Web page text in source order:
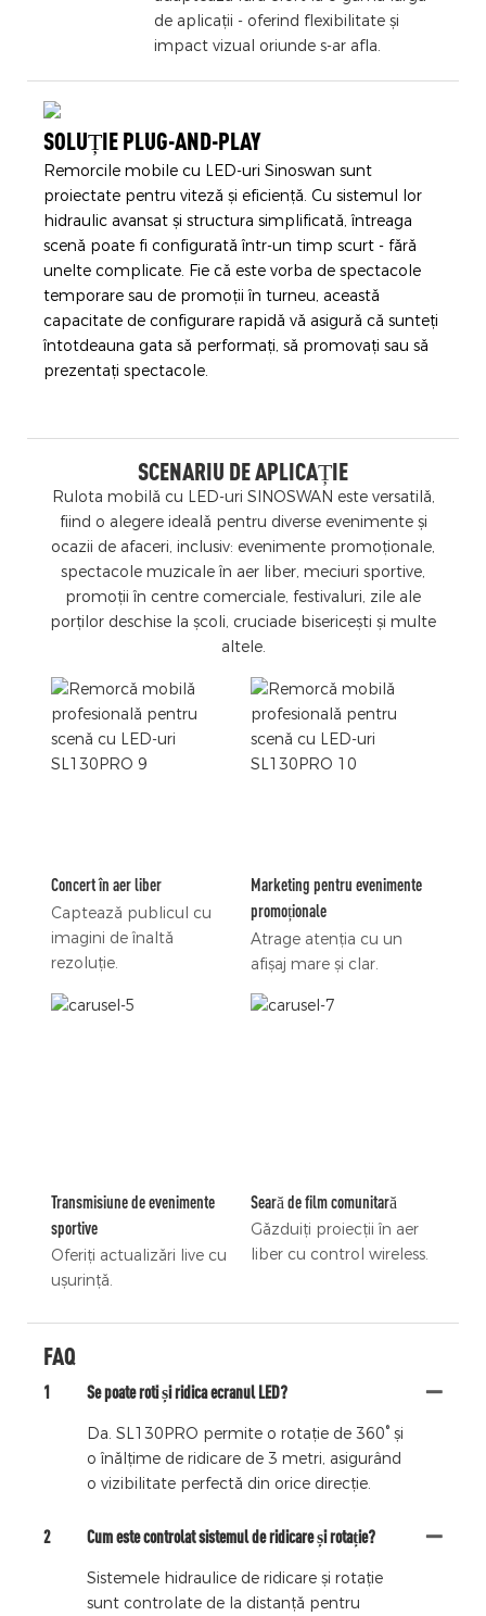
de aplicații - oferind flexibilitate și
impact vizual oriunde s-ar afla.
SOLUȚIE PLUG-AND-PLAY
Remorcile mobile cu LED-uri Sinoswan sunt
proiectate pentru viteză și eficiență. Cu sistemul lor
hidraulic avansat și structura simplificată, întreaga
scenă poate fi configurată într-un timp scurt - fără
unelte complicate. Fie că este vorba de spectacole
temporare sau de promoții în turneu, această
capacitate de configurare rapidă vă asigură că sunteți
întotdeauna gata să performați, să promovați sau să
prezentați spectacole.
SCENARIU DE APLICAȚIE
Rulota mobilă cu LED-uri SINOSWAN este versatilă,
fiind o alegere ideală pentru diverse evenimente și
ocazii de afaceri, inclusiv: evenimente promoționale,
spectacole muzicale în aer liber, meciuri sportive,
promoții în centre comerciale, festivaluri, zile ale
porților deschise la școli, cruciade bisericești și multe
altele.
Concert în aer liber
Captează publicul cu
imagini de înaltă
rezoluție.
Marketing pentru evenimente
promoționale
Atrage atenția cu un
afișaj mare și clar.
Transmisiune de evenimente
sportive
Oferiți actualizări live cu
ușurință.
Seară de film comunitară
Găzduiți proiecții în aer
liber cu control wireless.
FAQ
1 Se poate roti și ridica ecranul LED?
Da. SL130PRO permite o rotație de 360° și
o înălțime de ridicare de 3 metri, asigurând
o vizibilitate perfectă din orice direcție.
2 Cum este controlat sistemul de ridicare și rotație?
Sistemele hidraulice de ridicare și rotație
sunt controlate de la distanță pentru